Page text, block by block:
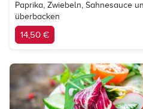
Paprika, Zwiebeln, Sahnesauce
überbacken
14,50 €